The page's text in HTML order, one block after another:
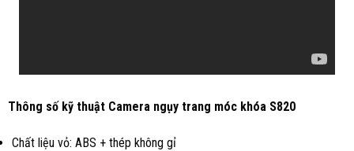
Thông số kỹ thuật Camera ngụy trang móc khóa S820
Chất liệu vỏ: ABS + thép không gỉ